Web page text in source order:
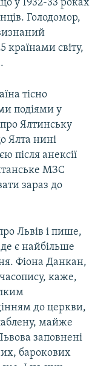
у 1932-33 роках
Голодомор,
країнами світу,
тісно
подіями у
про Ялтинську
Ялта нині
після анексії
МЗС
зараз до
Львів і пише,
є найбільше
Фіона Данкан,
каже,
до церкви,
майже
заповнені
барокових